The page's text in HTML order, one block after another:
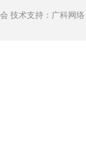
技术支持：广科网络